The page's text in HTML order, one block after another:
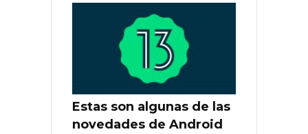
Estas son algunas de las
novedades de Android